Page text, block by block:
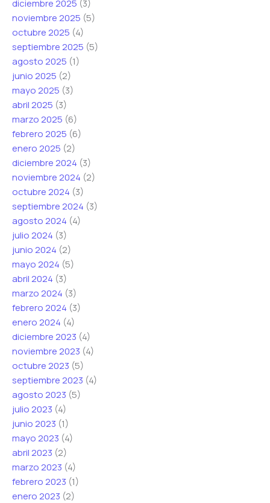
r
ó
n
i
c
o
r
ó
n
i
c
o
*
diciembre 2025 (3)
noviembre 2025 (5)
octubre 2025 (4)
septiembre 2025 (5)
agosto 2025 (1)
junio 2025 (2)
mayo 2025 (3)
abril 2025 (3)
marzo 2025 (6)
febrero 2025 (6)
enero 2025 (2)
diciembre 2024 (3)
noviembre 2024 (2)
octubre 2024 (3)
septiembre 2024 (3)
agosto 2024 (4)
julio 2024 (3)
junio 2024 (2)
mayo 2024 (5)
abril 2024 (3)
marzo 2024 (3)
febrero 2024 (3)
enero 2024 (4)
diciembre 2023 (4)
noviembre 2023 (4)
octubre 2023 (5)
septiembre 2023 (4)
agosto 2023 (5)
julio 2023 (4)
junio 2023 (1)
mayo 2023 (4)
abril 2023 (2)
marzo 2023 (4)
febrero 2023 (1)
enero 2023 (2)